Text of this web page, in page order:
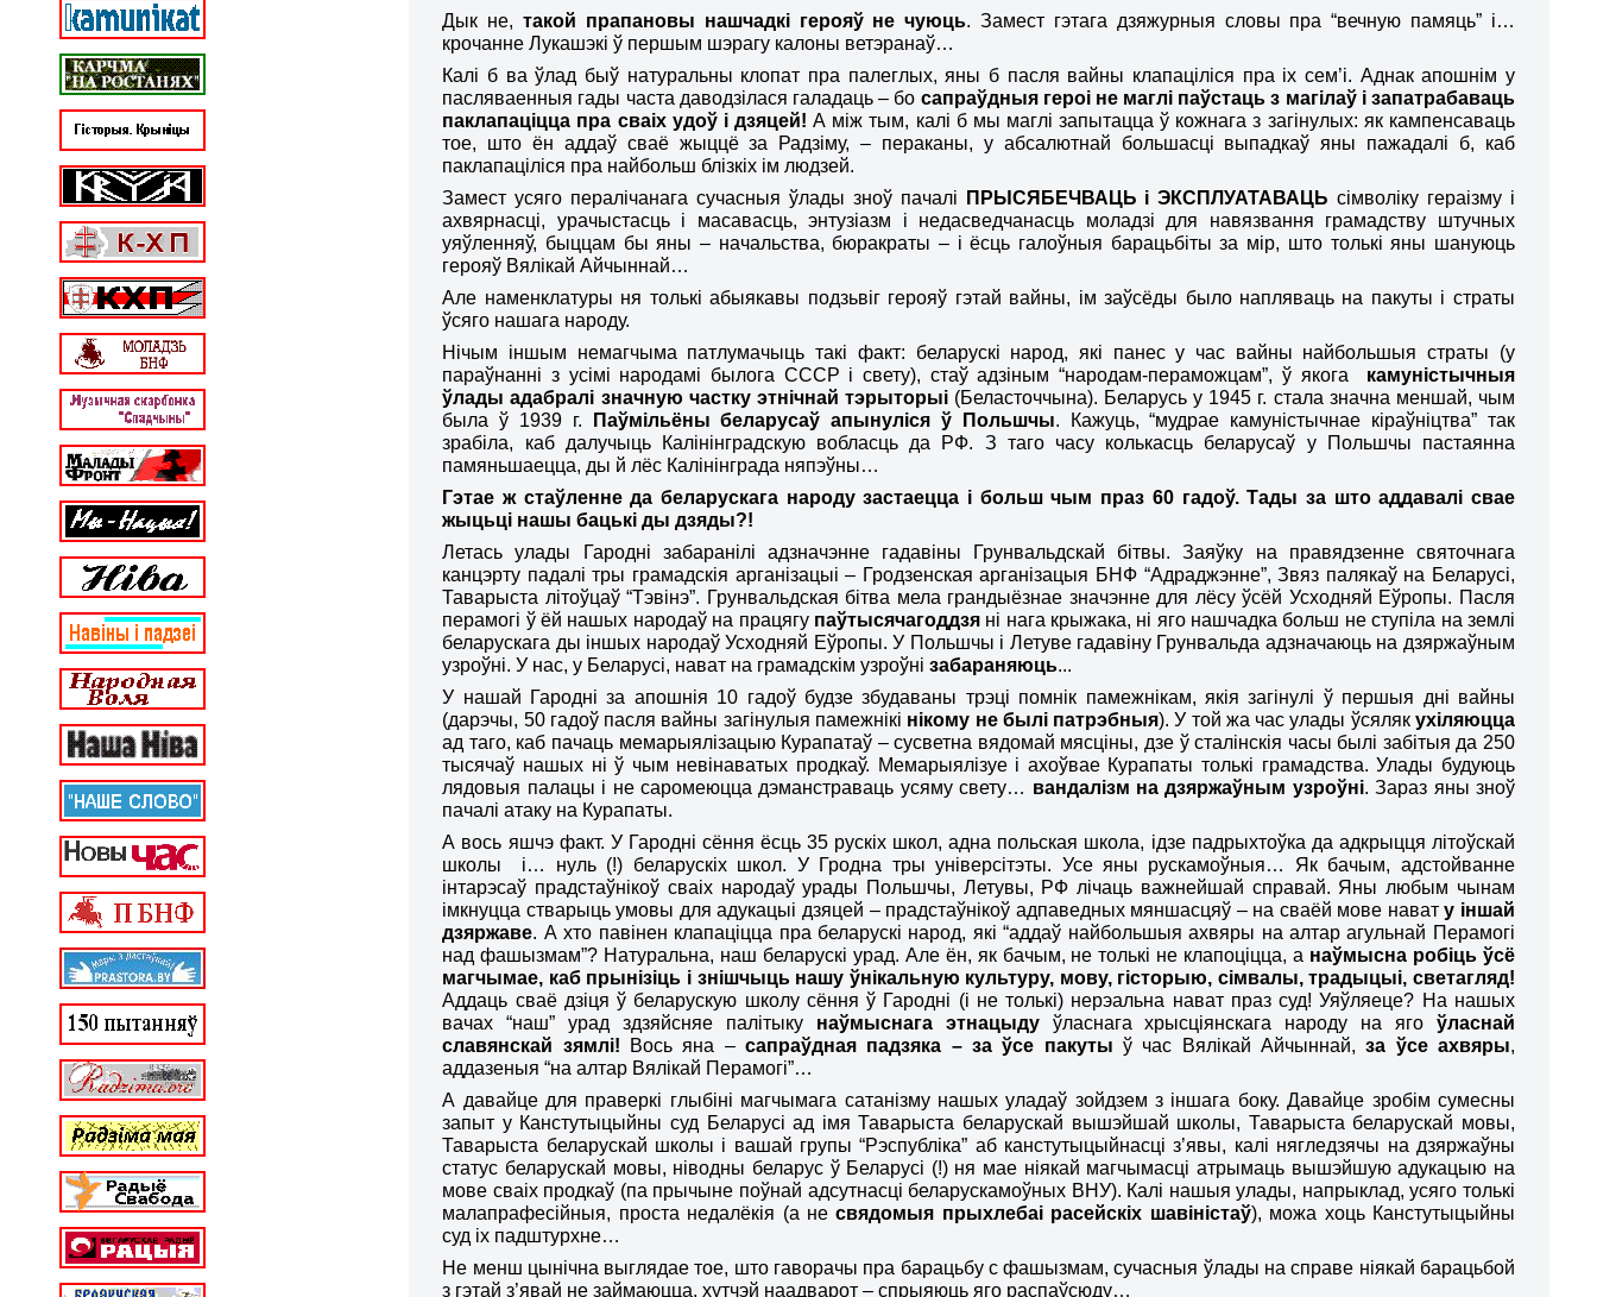
Дык не,такой прапановы нашчадкі герояў не чуюць. Замест гэтага дзяжурныя словы пра “вечную памяць” і…
крочанне Лукашэкі ў першым шэрагу калоны ветэранаў…
Калі б ва ўлад быў натуральны клопат пра палеглых, яны б пасля вайны клапаціліся пра іх сем’і. Аднак апошнім у
пасляваенныя гады часта даводзілася галадаць – бо сапраўдныя героі не маглі паўстаць з магілаў і запатрабаваць
паклапаціцца пра сваіх удоў і дзяцей! А між тым, калі б мы маглі запытацца ў кожнага з загінулых: як кампенсаваць
тое, што ён аддаў сваё жыццё за Радзіму, – пераканы, у абсалютнай большасці выпадкаў яны пажадалі б, каб
паклапаціліся пра найбольш блізкіх ім людзей.
Замест усяго пералічанага сучасныя ўлады зноў пачалі
ПРЫСЯБЕЧВАЦЬ і ЭКСПЛУАТАВАЦЬ сімволіку гераізму і
ахвярнасці, урачыстасць і масавасць, энтузіазм і недасведчанасць моладзі для навязвання грамадству штучных
уяўленняў, быццам бы яны – начальства, бюракраты – і ёсць галоўныя барацьбіты за мір, што толькі яны шануюць
герояў Вялікай Айчыннай…
Але наменклатуры ня толькі абыякавы подзьвіг герояў гэтай вайны, ім заўсёды было напляваць на пакуты і страты
ўсяго нашага народу.
Нічым іншым немагчыма патлумачыць такі факт: беларускі народ, які панес у час вайны найбольшыя страты (у
параўнанні з усімі народамі былога СССР і свету), стаў адзіным “народам-пераможцам”, ў якога камуністычныя
ўлады адабралі значную частку этнічнай тэрыторыі(Беласточчына). Беларусь у 1945 г. стала значна меншай, чым
была ў 1939 г.
Паўмільёны беларусаў апынуліся ў Польшчы. Кажуць, “мудрае камуністычнае кіраўніцтва” так
зрабіла, каб далучыць Калінінградскую вобласць да РФ. З таго часу колькасць беларусаў у Польшчы пастаянна
памяньшаецца, ды й лёс Калінінграда няпэўны…
Гэтае ж стаўленне да беларускага народу застаецца і больш чым праз 60 гадоў.Тады за што аддавалі свае
жыцьці нашы бацькі ды дзяды?!
Летась улады Гародні забаранілі адзначэнне гадавіны Грунвальдскай бітвы. Заяўку на правядзенне святочнага
канцэрту падалі тры грамадскія арганізацыі – Гродзенская арганізацыя БНФ “Адраджэнне”, Звяз палякаў на Беларусі,
Таварыста літоўцаў “Тэвінэ”. Грунвальдская бітва мела грандыёзнае значэнне для лёсу ўсёй Усходняй Еўропы. Пасля
перамогі ў ёй нашых народаў на працягу паўтысячагоддзя ні нага крыжака, ні яго нашчадка больш не ступіла на землі
беларускага ды іншых народаў Усходняй Еўропы. У Польшчы і Летуве гадавіну Грунвальда адзначаюць на дзяржаўным
узроўні. У нас, у Беларусі, нават на грамадскім узроўнізабараняюць...
У нашай Гародні за апошнія 10 гадоў будзе збудаваны трэці помнік памежнікам, якія загінулі ў першыя дні вайны
(дарэчы, 50 гадоў пасля вайны загінулыя памежнікі нікому не былі патрэбныя). У той жа час улады ўсяляк ухіляюцца
ад таго, каб пачаць мемарыялізацыю Курапатаў – сусветна вядомай мясціны, дзе ў сталінскія часы былі забітыя да 250
тысячаў нашых ні ў чым невінаватых продкаў. Мемарыялізуе і ахоўвае Курапаты толькі грамадства. Улады будуюць
лядовыя палацы і не саромеюцца дэманстраваць усяму свету… вандалізм на дзяржаўным узроўні. Зараз яны зноў
пачалі атаку на Курапаты.
А вось яшчэ факт. У Гародні сёння ёсць 35 рускіх школ, адна польская школа, ідзе падрыхтоўка да адкрыцця літоўскай
школы і… нуль (!) беларускіх школ. У Гродна тры універсітэты. Усе яны рускамоўныя… Як бачым, адстойванне
інтарэсаў прадстаўнікоў сваіх народаў урады Польшчы, Летувы, РФ лічаць важнейшай справай. Яны любым чынам
імкнуцца стварыць умовы для адукацыі дзяцей – прадстаўнікоў адпаведных мяншасцяў – на сваёй мове навату іншай
дзяржаве. А хто павінен клапаціцца пра беларускі народ, які “аддаў найбольшыя ахвяры на алтар агульнай Перамогі
над фашызмам”? Натуральна, наш беларускі урад. Але ён, як бачым, не толькі не клапоціцца, а наўмысна робіць ўсё
магчымае, каб прынізіць і знішчыць нашу ўнікальную культуру, мову, гісторыю, сімвалы, традыцыі, светагляд!
Аддаць сваё дзіця ў беларускую школу сёння ў Гародні (і не толькі) нерэальна нават праз суд! Уяўляеце? На нашых
вачах “наш” урад здзяйсняе палітыку наўмыснагаэтнацыдуўласнага хрысціянскага народу на яго ўласнай
славянскай зямлі!
Вось яна – сапраўдная падзяка – за ўсе пакуты ў час Вялікай Айчыннай,за ўсе ахвяры,
аддазеныя“на алтар Вялікай Перамогі”…
А давайце для праверкі глыбіні магчымага сатанізму нашых уладаў зойдзем з іншага боку. Давайце зробім сумесны
запыт у Канстутыцыйны суд Беларусі ад імя Таварыста беларускай вышэйшай школы, Таварыста беларускай мовы,
Таварыста беларускай школы і вашай групы “Рэспубліка” аб канстутыцыйнасці з’явы, калі нягледзячы на дзяржаўны
статус беларускай мовы, ніводны беларус ў Беларусі (!) ня мае ніякай магчымасці атрымаць вышэйшую адукацыю на
мове сваіх продкаў (па прычыне поўнай адсутнасці беларускамоўных ВНУ). Калі нашыя улады, напрыклад, усяго толькі
малапрафесійныя, проста недалёкія (а несвядомыя прыхлебаі расейскіх шавіністаў), можа хоць Канстутыцыйны
суд іх падштурхне…
Не менш цынічна выглядае тое, што гаворачы пра барацьбу с фашызмам, сучасныя ўлады на справе ніякай барацьбой
з гэтай з’явай не займаюцца, хутчэй наадварот – спрыяюць яго распаўсюду…